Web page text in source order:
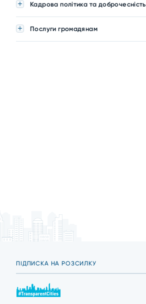
Кадрова політика та доброчесність
Послуги громадянам